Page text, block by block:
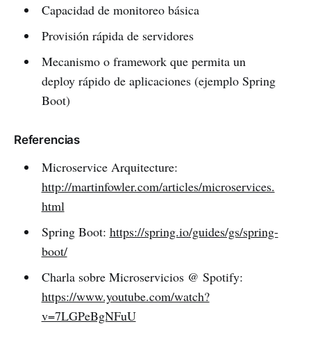
Capacidad de monitoreo básica
Provisión rápida de servidores
Mecanismo o framework que permita un
deploy rápido de aplicaciones (ejemplo Spring
Boot)
Referencias
Microservice Arquitecture:
http://martinfowler.com/articles/microservices.
html
Spring Boot: https://spring.io/guides/gs/spring-
boot/
Charla sobre Microservicios @ Spotify:
https://www.youtube.com/watch?
v=7LGPeBgNFuU